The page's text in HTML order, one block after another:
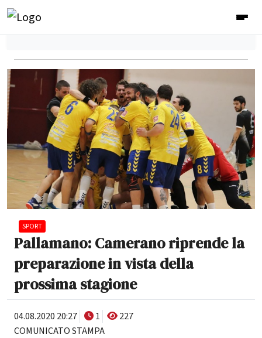
SPORT
Pallamano: Camerano riprende la
preparazione in vista della
prossima stagione
04.08.2020 20:27 1
227
COMUNICATO STAMPA